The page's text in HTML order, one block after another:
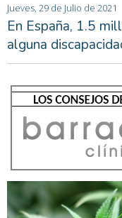
Jueves, 29 de Julio de 2021
En España, 1.5
alguna